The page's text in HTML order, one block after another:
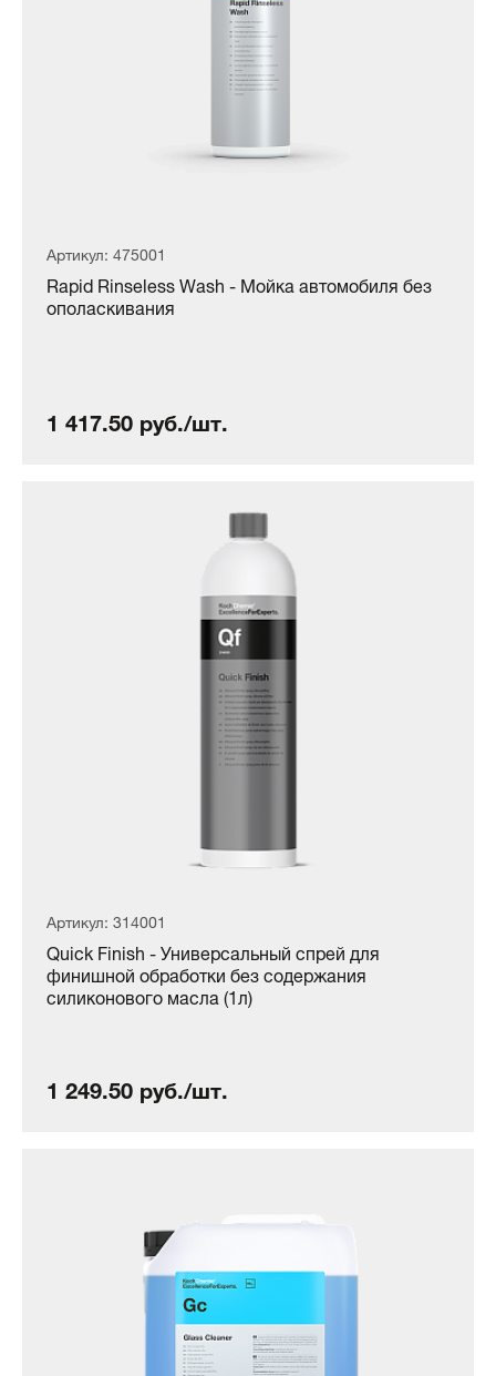
Артикул: 475001
Rapid Rinseless Wash - Мойка автомобиля без
ополаскивания
1 417.50 руб./шт.
Артикул: 314001
Quick Finish - Универсальный спрей для
финишной обработки без содержания
силиконового масла (1л)
1 249.50 руб./шт.